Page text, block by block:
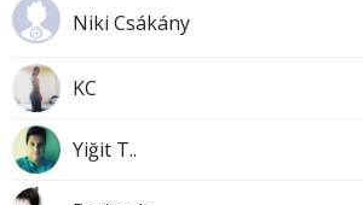
Niki Csákány
KC
Yiğit T..